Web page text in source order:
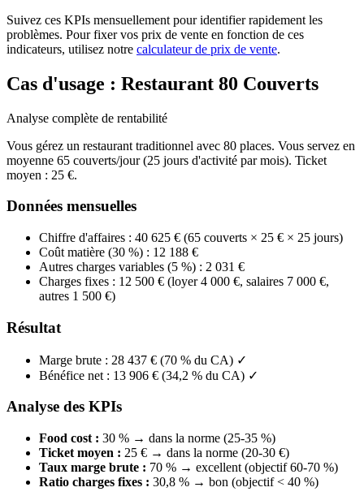
Suivez ces KPIs mensuellement pour identifier rapidement les
problèmes. Pour fixer vos prix de vente en fonction de ces
indicateurs, utilisez notre calculateur de prix de vente.
Cas d'usage : Restaurant 80 Couverts
Analyse complète de rentabilité
Vous gérez un restaurant traditionnel avec 80 places. Vous servez en
moyenne 65 couverts/jour (25 jours d'activité par mois). Ticket
moyen : 25 €.
Données mensuelles
Chiffre d'affaires : 40 625 € (65 couverts × 25 € × 25 jours)
Coût matière (30 %) : 12 188 €
Autres charges variables (5 %) : 2 031 €
Charges fixes : 12 500 € (loyer 4 000 €, salaires 7 000 €,
autres 1 500 €)
Résultat
Marge brute : 28 437 € (70 % du CA) ✓
Bénéfice net : 13 906 € (34,2 % du CA) ✓
Analyse des KPIs
Food cost : 30 % → dans la norme (25-35 %)
Ticket moyen : 25 € → dans la norme (20-30 €)
Taux marge brute : 70 % → excellent (objectif 60-70 %)
Ratio charges fixes : 30,8 % → bon (objectif < 40 %)